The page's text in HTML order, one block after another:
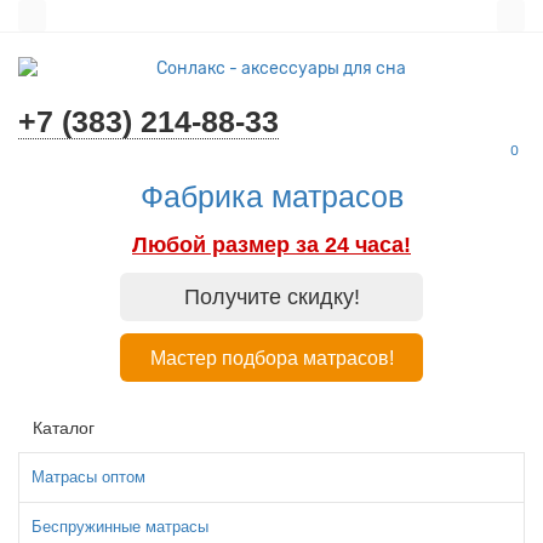
+7 (383) 214-88-33
0
Фабрика матрасов
Любой размер за 24 часа!
Получите скидку!
Мастер подбора матрасов!
Каталог
Матрасы оптом
Беспружинные матрасы